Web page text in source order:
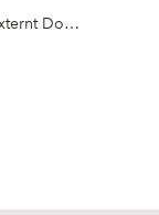
Externt Dokument